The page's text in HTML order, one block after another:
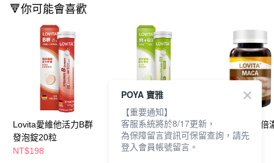
🔻你可能會喜歡
Lovita愛維他活力B群
發泡錠20粒
NT$198
Lovita愛維他鈣+D3活
力發泡錠20粒
NT$198
Lovita愛維他3倍
瑪卡膠囊60顆
POYA 寶雅
【重要通知】
客服系統將於8/17更新，
為保障留言資訊可保留查詢，請先
登入會員帳號留言。